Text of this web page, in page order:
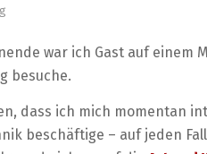
war ich Gast auf einem
besuche.
dass ich mich momentan
beschäftige – auf jeden